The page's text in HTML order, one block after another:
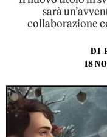
sarà
collaborazione
DI
18